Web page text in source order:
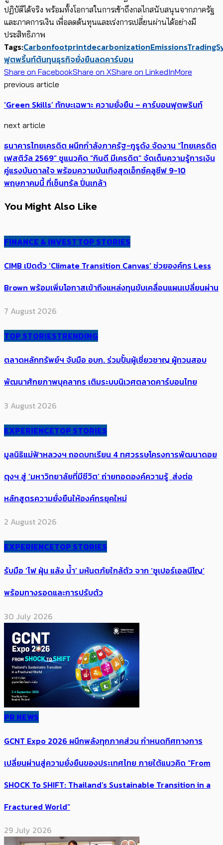
ปฏิบัติได้จริง พร้อมทั้งโอกาสในการเข้าถึงกลไกสนับสนุนจากภาครัฐ
และภาคการเงิน เพื่อลดต้นทุนและเร่งการเปลี่ยนผ่านได้อย่างมี
ประสิทธิภาพ
Tags:Carbonfootprintdecarbonization
ฟุตพริ้นท์ต้นทุนธุรกิจยั่งยืนลดคาร์บอน
Share on FacebookShare on XShare on LinkedInMore
previous article
‘Green Skills’ ทักษะเฉพาะ ความยั่งยืน – คาร์บอนฟุตพรินท์
next article
ธนาคารไทยเครดิต ผนึกกำลังภาครัฐ-กูรูดัง จัดงาน “ไทยเครดิต
เฟสติวัล 2569” ชูแนวคิด “กินดี มีเครดิต” จัดเต็มความรู้การเงิน
คู่แรงบันดาลใจ พร้อมความบันเทิงสุดเอ็กซ์คลูซีฟ 9-10
พฤษภาคมนี้ ที่เซ็นทรัล ปิ่นเกล้า
You Might Also Like
FINANCE & INVESTTOP STORIES
CIMB เปิดตัว ‘Climate Transition Canvas’ ช่วย​องค์กร​ Less
Brown พร้อมเพิ่มโอกาสเข้าถึงแหล่งทุนขับเคลื่อนแผนเปลี่ยนผ่าน
7 August 2026
TOP STORIESTRENDING
ตลาดหลักทรัพย์ฯ จับมือ อบก. ร่วมปั้นผู้เชี่ยวชาญ ผู้ทวนสอบ
พัฒนาศักยภาพบุคลากร เติมระบบนิเวศตลาดคาร์บอนไทย
3 August 2026
EXPERIENCETOP STORIES
มูลนิธิแม่ฟ้าหลวงฯ ถอดบทเรียน 4 ทศวรรษโครงการพัฒนาดอย
ตุงฯ สู่ ‘มหาวิทยาลัยที่มีชีวิต’ ถ่ายทอดองค์ความรู้ ส่งต่อ
หลักสูตรความยั่งยืนให้องค์กรยุคใหม่
2 August 2026
EXPERIENCETOP STORIES
รับมือ ‘ไฟ ฝุ่น แล้ง น้ำ’ มหันตภัยใกล้ตัว จาก ‘ซูเปอร์เอลนีโญ’
พร้อมทางรอดและการปรับตัว
30 July 2026
PR NEWS
GCNT Expo 2026 ผนึกพลังทุกภาคส่วน กำหนดทิศทางการ
เปลี่ยนผ่านสู่ความยั่งยืนของประเทศไทย ภายใต้แนวคิด “From
SHOCK To SHIFT: Thailand’s Sustainable Transition in a
Fractured World”
29 July 2026